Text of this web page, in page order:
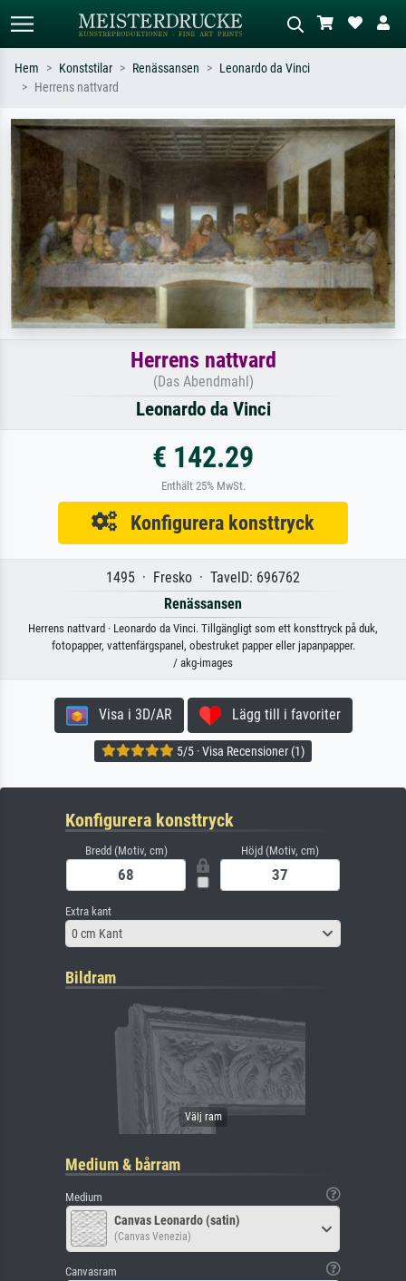
Sök efter konstnär, titel eller stil –
t.ex. Monet, Stjärnenatt,
impressionism, Hokusai-våg, naken.
Beskriv scenen – t.ex. grön äng,
abstrakt med mycket rött, mörk
oljemålning, stående naken bredvid ett
träd.
Hem Konststilar Renässansen
Leonardo da Vinci
Herrens nattvard
Herrens nattvard
(Das Abendmahl)
Leonardo da Vinci
€ 142.29
Enthält 25% MwSt.
Konfigurera konsttryck
1495 · Fresko · TavelD: 696762
Renässansen
Herrens nattvard · Leonardo da Vinci. Tillgängligt som ett konsttryck på duk,
fotopapper, vattenfärgspanel, obestruket papper eller japanpapper.
/ akg-images
Visa i 3D/AR Lägg till i favoriter
5/5 · Visa Recensioner (1)
Konfigurera konsttryck
Bredd (Motiv, cm) Höjd (Motiv, cm)
Extra kant
0 cm Kant
Bildram
Medium & bårram
Medium
Canvas Leonardo (satin)
(Canvas Venezia)
Canvasram